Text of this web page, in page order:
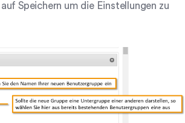
Speichern um die Einstellungen zu